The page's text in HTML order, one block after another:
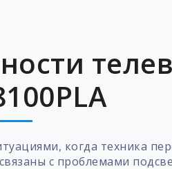
когда техника
с проблемами